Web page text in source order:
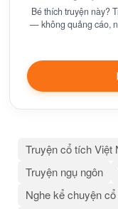
Bé thích truyện này?
— không quảng cáo,
Truyện cổ tích Việt
Truyện ngụ ngôn
Nghe kể chuyện